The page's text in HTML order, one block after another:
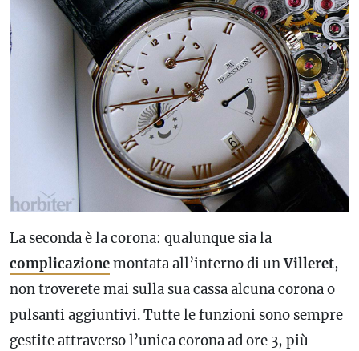
La seconda è la corona: qualunque sia la
complicazionemontata all’interno di unVilleret,
non troverete mai sulla sua cassa alcuna corona o
pulsanti aggiuntivi. Tutte le funzioni sono sempre
gestite attraverso l’unica corona ad ore 3, più